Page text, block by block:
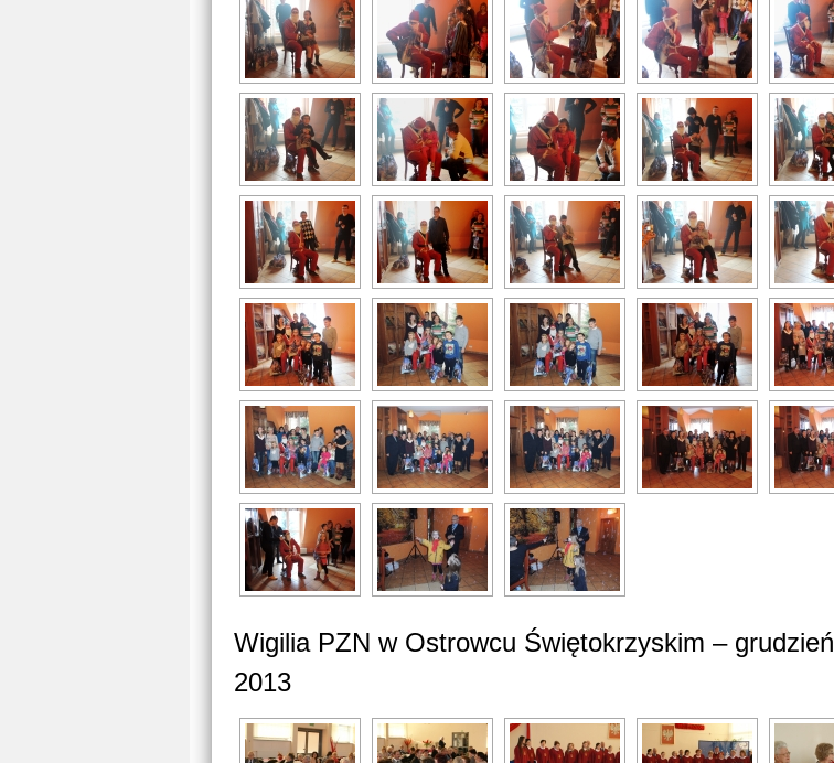
Wigilia PZN w Ostrowcu Świętokrzyskim – grudzień
2013